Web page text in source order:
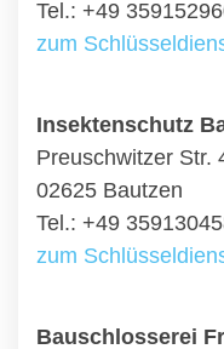
Tel.: +49
zum
Insektenschutz
Preuschwitzer Str.
02625 Bautzen
Tel.: +49
zum
Bauschlosserei